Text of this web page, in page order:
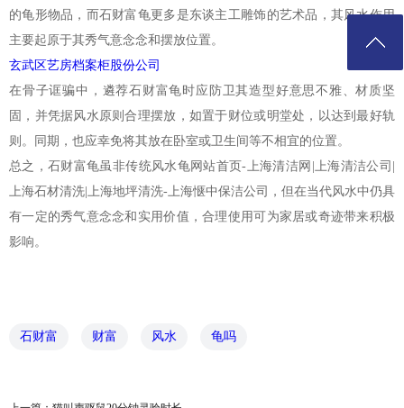
的龟形物品，而石财富龟更多是东谈主工雕饰的艺术品，其风水作用
主要起原于其秀气意念念和摆放位置。
玄武区艺房档案柜股份公司
在骨子诓骗中，遴荐石财富龟时应防卫其造型好意思不雅、材质坚
固，并凭据风水原则合理摆放，如置于财位或明堂处，以达到最好轨
则。同期，也应幸免将其放在卧室或卫生间等不相宜的位置。
总之，石财富龟虽非传统风水龟网站首页-上海清洁网|上海清洁公司|
上海石材清洗|上海地坪清洗-上海惬中保洁公司，但在当代风水中仍具
有一定的秀气意念念和实用价值，合理使用可为家居或奇迹带来积极
影响。
石财富 财富 风水 龟吗